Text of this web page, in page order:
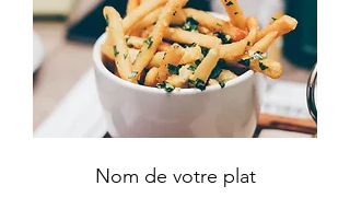
Nom de votre plat